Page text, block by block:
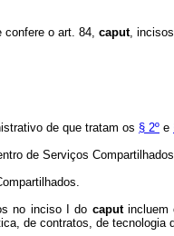
confere o art. 84,caput,
de que tratam os § 2º e
de Serviços
no inciso I do caputincluem
de contratos, de